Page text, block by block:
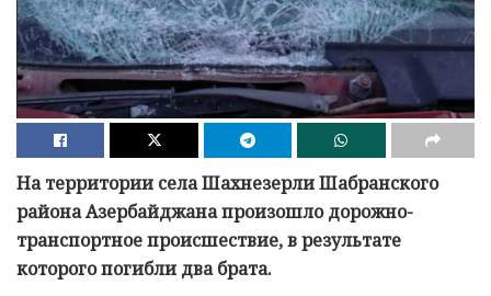
На территории села Шахнезерли Шабранского
района Азербайджана произошло дорожно-
транспортное происшествие, в результате
которого погибли два брата.